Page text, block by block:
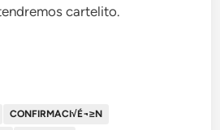
cartelito.
CONFIRMACI√É¬≥N